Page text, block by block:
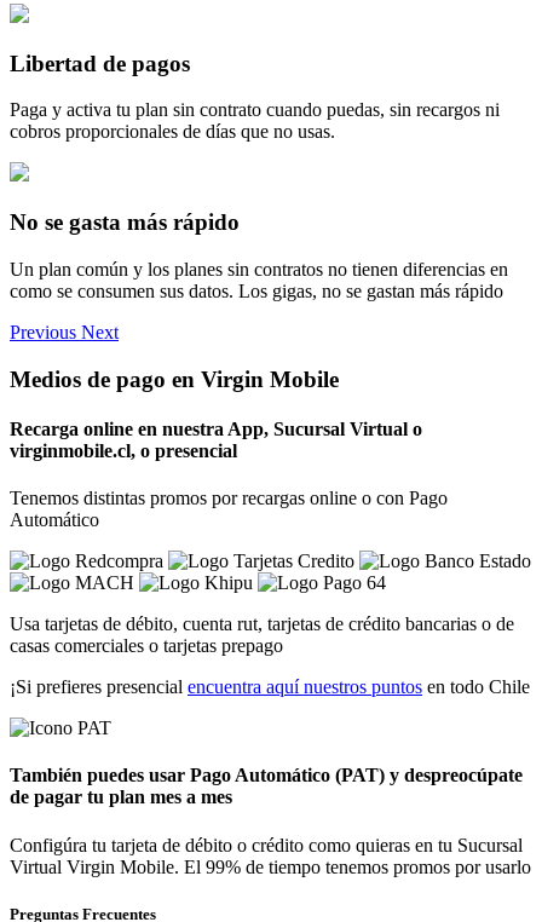
Libertad de pagos
Paga y activa tu plan sin contrato cuando puedas, sin recargos ni
cobros proporcionales de días que no usas.
No se gasta más rápido
Un plan común y los planes sin contratos no tienen diferencias en
como se consumen sus datos. Los gigas, no se gastan más rápido
Previous Next
Medios de pago en Virgin Mobile
Recarga online en nuestra App, Sucursal Virtual o
virginmobile.cl, o presencial
Tenemos distintas promos por recargas online o con Pago
Automático
Usa tarjetas de débito, cuenta rut, tarjetas de crédito bancarias o de
casas comerciales o tarjetas prepago
¡Si prefieres presencial encuentra aquí nuestros puntos en todo Chile
También puedes usar Pago Automático (PAT) y despreocúpate
de pagar tu plan mes a mes
Configúra tu tarjeta de débito o crédito como quieras en tu Sucursal
Virtual Virgin Mobile. El 99% de tiempo tenemos promos por usarlo
Preguntas Frecuentes